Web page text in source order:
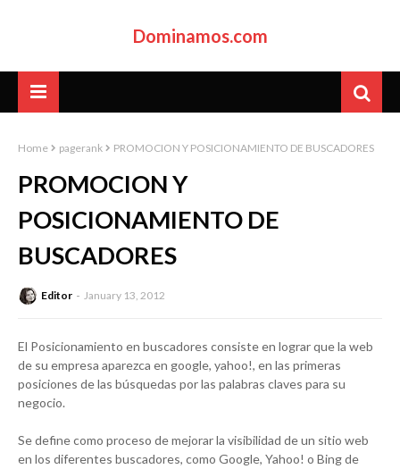
Dominamos.com
Home pagerank PROMOCION Y POSICIONAMIENTO DE BUSCADORES
PROMOCION Y
POSICIONAMIENTO DE
BUSCADORES
Editor January 13, 2012
El Posicionamiento en buscadores consiste en lograr que la web
de su empresa aparezca en google, yahoo!, en las primeras
posiciones de las búsquedas por las palabras claves para su
negocio.
Se define como proceso de mejorar la visibilidad de un sitio web
en los diferentes buscadores, como Google, Yahoo! o Bing de